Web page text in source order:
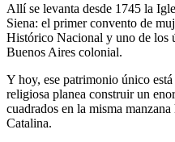
Allí se levanta desde 1745 la
Siena: el primer convento de
Histórico Nacional y uno de los
Buenos Aires colonial.
Y hoy, ese patrimonio único
religiosa planea construir un
cuadrados en la misma
Catalina.